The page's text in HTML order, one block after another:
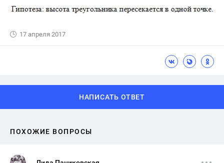
17 апреля 2017
НАПИСАТЬ ОТВЕТ
ПОХОЖИЕ ВОПРОСЫ